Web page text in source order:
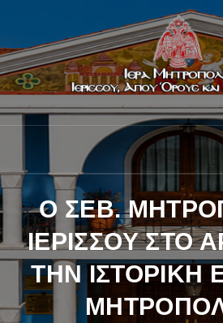
Ο ΣΕΒ.
ΙΕΡΙΣΣΟΥ ΣΤΟ
ΤΗΝ ΙΣΤΟΡΙΚΗ